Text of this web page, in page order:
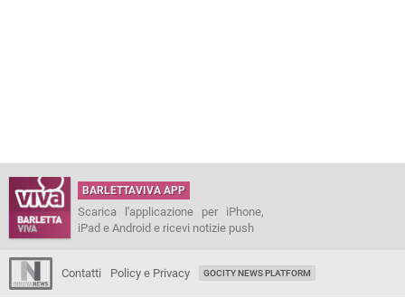
BARLETTAVIVA APP
Scarica l'applicazione per iPhone,
iPad e Android e ricevi notizie push
Contatti Policy e Privacy GOCITY NEWS PLATFORM